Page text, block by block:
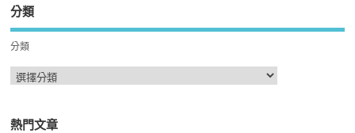
分類
分類
熱門文章